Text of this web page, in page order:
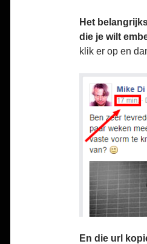
Het
die je wilt
klik er op en
En die url